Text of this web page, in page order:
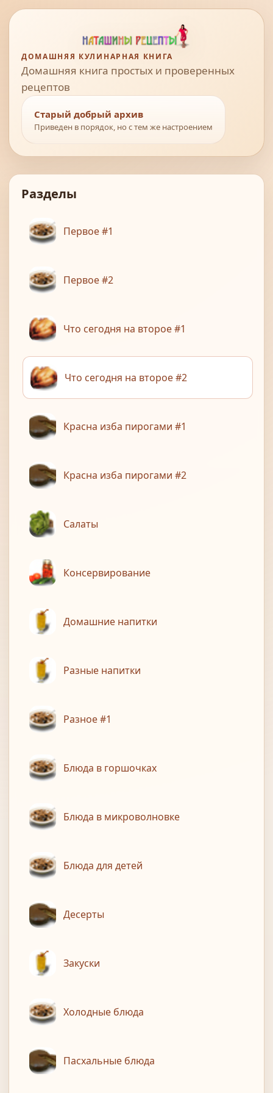
ДОМАШНЯЯ КУЛИНАРНАЯ КНИГА
Домашняя книга простых и проверенных
рецептов
Старый добрый архив
Приведен в порядок, но с тем же настроением
Разделы
Первое #1
Первое #2
Что сегодня на второе #1
Что сегодня на второе #2
Красна изба пирогами #1
Красна изба пирогами #2
Салаты
Консервирование
Домашние напитки
Разные напитки
Разное #1
Блюда в горшочках
Блюда в микроволновке
Блюда для детей
Десерты
Закуски
Холодные блюда
Пасхальные блюда